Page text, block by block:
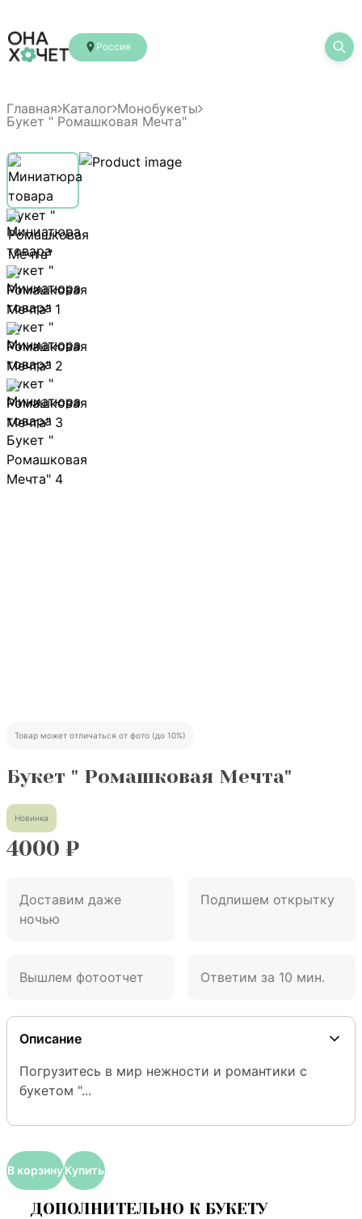
Россия
Главная Каталог Монобукеты
Букет " Ромашковая Мечта"
Товар может отличаться от фото (до 10%)
Букет " Ромашковая Мечта"
Новинка
4000 ₽
Доставим даже
ночью
Подпишем открытку
Вышлем фотоотчет Ответим за 10 мин.
Описание
Погрузитесь в мир нежности и романтики с
букетом "...
В корзинуКупить
ДОПОЛНИТЕЛЬНО К БУКЕТУ